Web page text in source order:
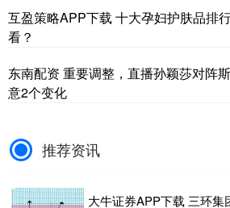
互盈策略APP下载 十大孕妇护肤品排
看？
东南配资 重要调整，直播孙颖莎对阵
意2个变化
推荐资讯
大牛证券APP下载 三环集